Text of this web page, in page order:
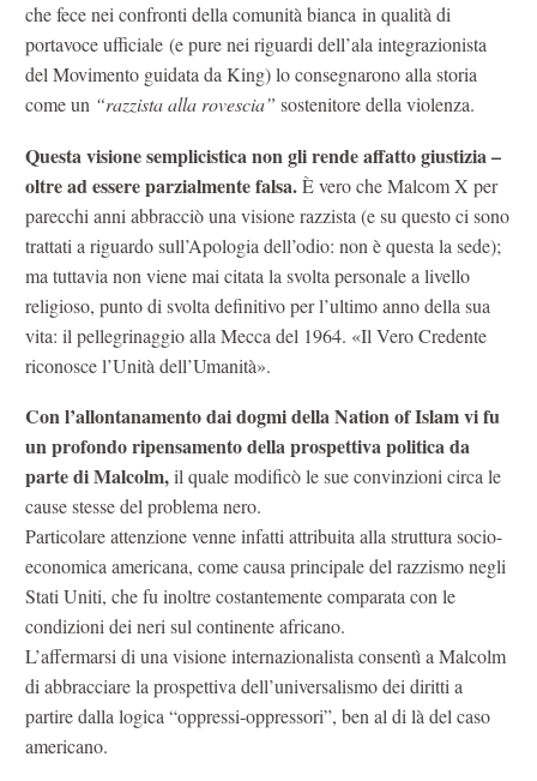
che fece nei confronti della comunità bianca in qualità di
portavoce ufficiale (e pure nei riguardi dell’ala integrazionista
del Movimento guidata da King) lo consegnarono alla storia
come un “razzista alla rovescia” sostenitore della violenza.
Questa visione semplicistica non gli rende affatto giustizia –
oltre ad essere parzialmente falsa.È vero che Malcom X per
parecchi anni abbracciò una visione razzista (e su questo ci sono
trattati a riguardo sull’Apologia dell’odio: non è questa la sede);
ma tuttavia non viene mai citata la svolta personale a livello
religioso, punto di svolta definitivo per l’ultimo anno della sua
vita: il pellegrinaggio alla Mecca del 1964. «Il Vero Credente
riconosce l’Unità dell’Umanità».
Con l’allontanamento dai dogmi della Nation of Islam vi fu
un profondo ripensamento della prospettiva politica da
parte di Malcolm,il quale modificò le sue convinzioni circa le
cause stesse del problema nero.
Particolare attenzione venne infatti attribuita alla struttura socio-
economica americana, come causa principale del razzismo negli
Stati Uniti, che fu inoltre costantemente comparata con le
condizioni dei neri sul continente africano.
L’affermarsi di una visione internazionalista consentì a Malcolm
di abbracciare la prospettiva dell’universalismo dei diritti a
partire dalla logica “oppressi-oppressori”, ben al di là del caso
americano.